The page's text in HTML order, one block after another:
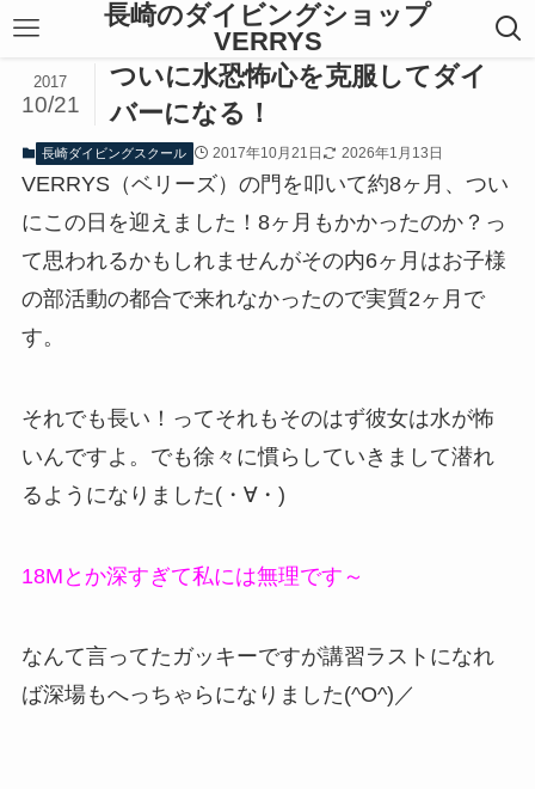
長崎のダイビングショップ
VERRYS
ついに水恐怖心を克服してダイ
バーになる！
2017
10/21
長崎ダイビングスクール 2017年10月21日 2026年1月13日
VERRYS（ベリーズ）の門を叩いて約8ヶ月、つい
にこの日を迎えました！8ヶ月もかかったのか？っ
て思われるかもしれませんがその内6ヶ月はお子様
の部活動の都合で来れなかったので実質2ヶ月で
す。
それでも長い！ってそれもそのはず彼女は水が怖
いんですよ。でも徐々に慣らしていきまして潜れ
るようになりました(・∀・)
18Mとか深すぎて私には無理です～
なんて言ってたガッキーですが講習ラストになれ
ば深場もへっちゃらになりました(^O^)／